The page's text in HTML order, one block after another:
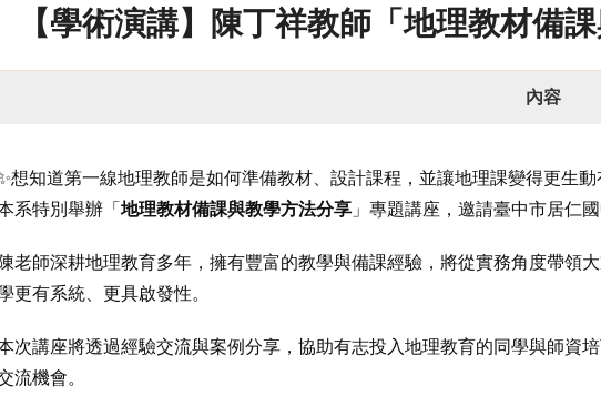
【學術演講】陳丁祥教師「地理教材備
內容
想知道第一線地理教師是如何準備教材、設計課程，並讓地理課變得更生動
系特別舉辦「 地理教材備課與教學方法分享 」專題講座，邀請臺中市居仁
陳老師深耕地理教育多年，擁有豐富的教學與備課經驗，將從實務角度帶領
更有系統、更具啟發性。
次講座將透過經驗交流與案例分享，協助有志投入地理教育的同學與師資
流機會。